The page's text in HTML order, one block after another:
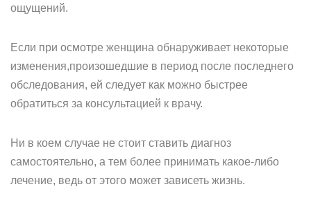
ощущений.
Если при осмотре женщина обнаруживает некоторые
изменения,произошедшие в период после последнего
обследования, ей следует как можно быстрее
обратиться за консультацией к врачу.
Ни в коем случае не стоит ставить диагноз
самостоятельно, а тем более принимать какое-либо
лечение, ведь от этого может зависеть жизнь.